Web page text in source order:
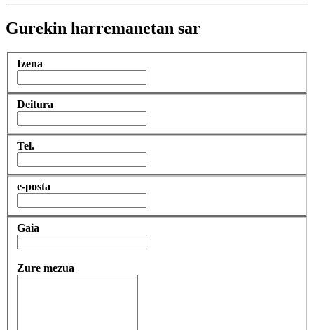
Gurekin harremanetan sar
Izena
Deitura
Tel.
e-posta
Gaia
Zure mezua